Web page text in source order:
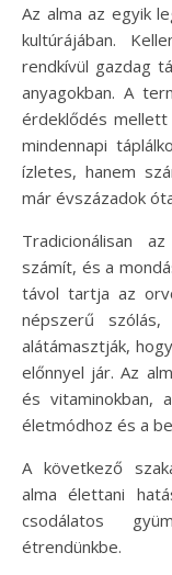
Az alma az egyik legnépszerűbb gyümölcs a világ számos
kultúrájában.
rendkívül gazdag
anyagokban. A
érdeklődés
mindennapi
ízletes, hanem
már évszázadok
Tradicionálisan
számít, és a
távol tartja az
népszerű
alátámasztják,
előnnyel jár. Az
és vitaminokban,
életmódhoz és a
A következő
alma élettani
csodálatos
étrendünkbe.